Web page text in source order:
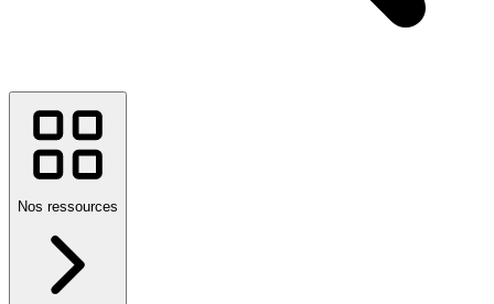
Nos ressources